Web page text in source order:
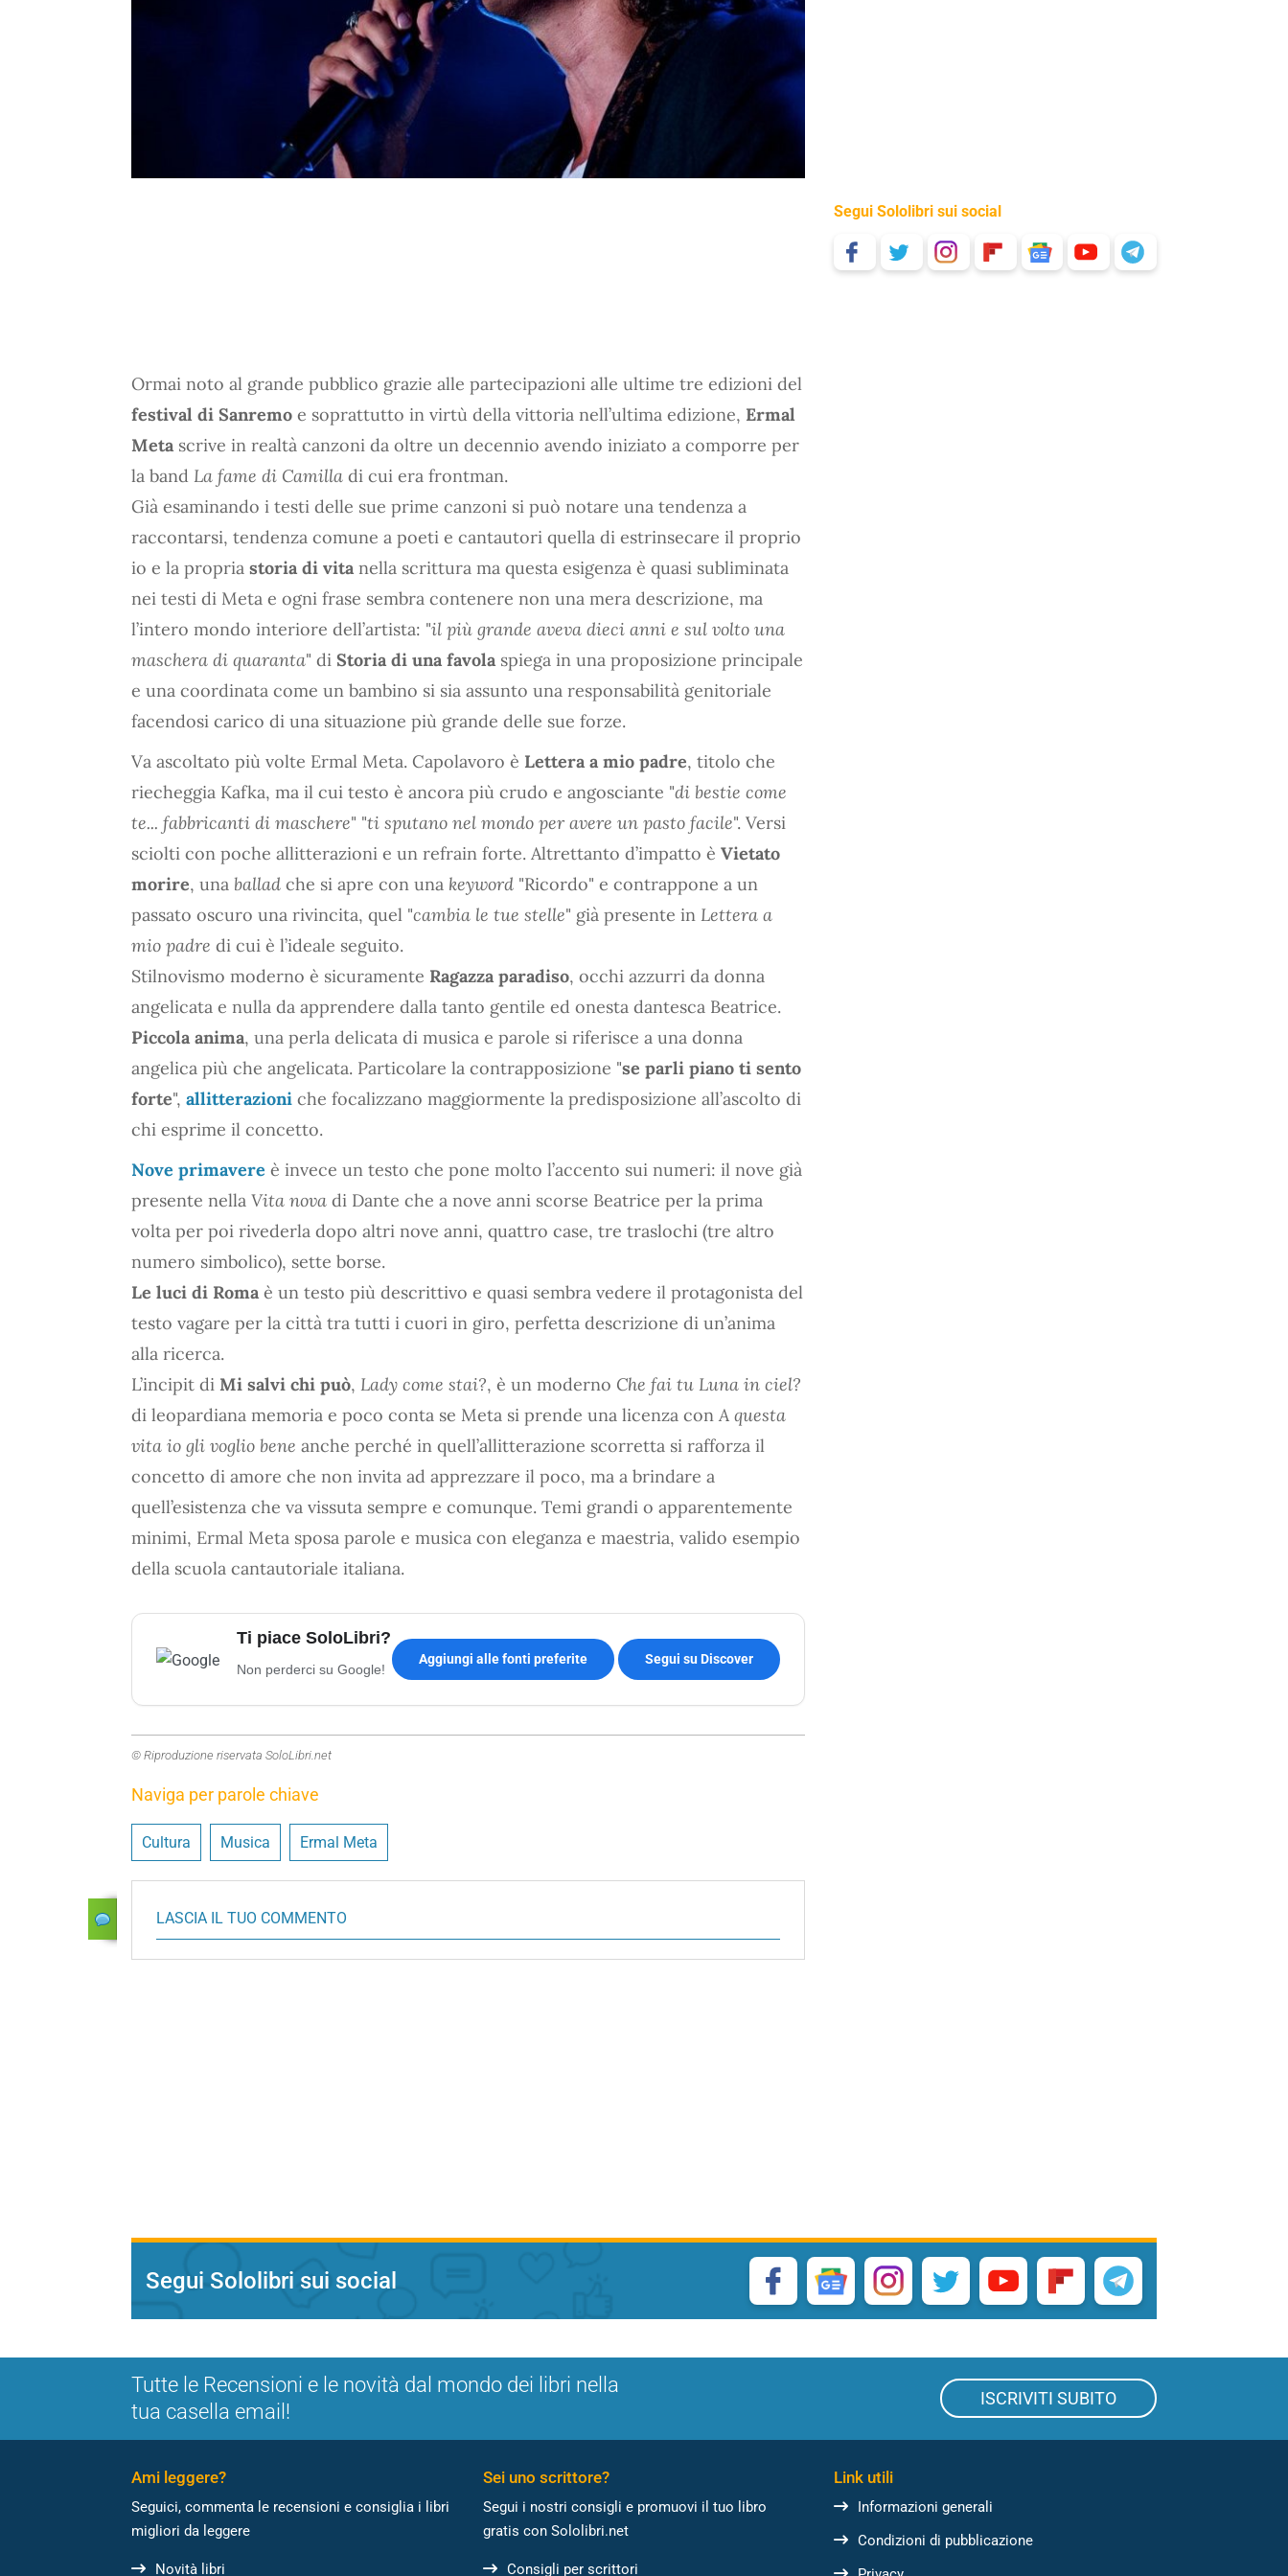
Ormai noto al grande pubblico grazie alle partecipazioni alle ultime tre edizioni del
festival di Sanremo e soprattutto in virtù della vittoria nell’ultima edizione, Ermal
Meta scrive in realtà canzoni da oltre un decennio avendo iniziato a comporre per
la band La fame di Camilla di cui era frontman.
Già esaminando i testi delle sue prime canzoni si può notare una tendenza a
raccontarsi, tendenza comune a poeti e cantautori quella di estrinsecare il proprio
io e la propria storia di vita nella scrittura ma questa esigenza è quasi subliminata
nei testi di Meta e ogni frase sembra contenere non una mera descrizione, ma
l’intero mondo interiore dell’artista: "il più grande aveva dieci anni e sul volto una
maschera di quaranta" di Storia di una favola spiega in una proposizione principale
e una coordinata come un bambino si sia assunto una responsabilità genitoriale
facendosi carico di una situazione più grande delle sue forze.
Va ascoltato più volte Ermal Meta. Capolavoro è Lettera a mio padre, titolo che
riecheggia Kafka, ma il cui testo è ancora più crudo e angosciante "di bestie come
te... fabbricanti di maschere" "ti sputano nel mondo per avere un pasto facile". Versi
sciolti con poche allitterazioni e un refrain forte. Altrettanto d’impatto è Vietato
morire, una ballad che si apre con una keyword "Ricordo" e contrappone a un
passato oscuro una rivincita, quel "cambia le tue stelle" già presente in Lettera a
mio padre di cui è l’ideale seguito.
Stilnovismo moderno è sicuramente Ragazza paradiso, occhi azzurri da donna
angelicata e nulla da apprendere dalla tanto gentile ed onesta dantesca Beatrice.
Piccola anima, una perla delicata di musica e parole si riferisce a una donna
angelica più che angelicata. Particolare la contrapposizione "se parli piano ti sento
forte", allitterazioni che focalizzano maggiormente la predisposizione all’ascolto di
chi esprime il concetto.
Nove primavere è invece un testo che pone molto l’accento sui numeri: il nove già
presente nella Vita nova di Dante che a nove anni scorse Beatrice per la prima
volta per poi rivederla dopo altri nove anni, quattro case, tre traslochi (tre altro
numero simbolico), sette borse.
Le luci di Roma è un testo più descrittivo e quasi sembra vedere il protagonista del
testo vagare per la città tra tutti i cuori in giro, perfetta descrizione di un’anima
alla ricerca.
L’incipit di Mi salvi chi può, Lady come stai?, è un moderno Che fai tu Luna in ciel?
di leopardiana memoria e poco conta se Meta si prende una licenza con A questa
vita io gli voglio bene anche perché in quell’allitterazione scorretta si rafforza il
concetto di amore che non invita ad apprezzare il poco, ma a brindare a
quell’esistenza che va vissuta sempre e comunque. Temi grandi o apparentemente
minimi, Ermal Meta sposa parole e musica con eleganza e maestria, valido esempio
della scuola cantautoriale italiana.
Ti piace SoloLibri?
Non perderci su Google!
Aggiungi alle fonti preferite Segui su Discover
© Riproduzione riservata SoloLibri.net
Naviga per parole chiave
Cultura Musica Ermal Meta
LASCIA IL TUO COMMENTO
Segui Sololibri sui social
Segui Sololibri sui social
Tutte le Recensioni e le novità dal mondo dei libri nella
tua casella email!
ISCRIVITI SUBITO
Ami leggere?
Seguici, commenta le recensioni e consiglia i libri
migliori da leggere
Novità libri
Sei uno scrittore?
Segui i nostri consigli e promuovi il tuo libro
gratis con Sololibri.net
Consigli per scrittori
Link utili
Informazioni generali
Condizioni di pubblicazione